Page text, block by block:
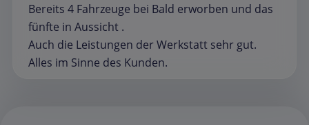
Bereits 4 Fahrzeuge bei Bald erworben und das
fünfte in Aussicht .
Auch die Leistungen der Werkstatt sehr gut.
Alles im Sinne des Kunden.